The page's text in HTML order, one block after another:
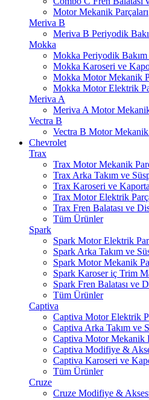
Motor Mekanik Parçaları
Meriva B
Meriva B Periyodik
Mokka
Mokka Periyodik
Mokka Karoseri ve
Mokka Motor Mekanik
Mokka Motor Elektrik
Meriva A
Meriva A Motor Mekanik
Vectra B
Vectra B Motor Mekanik
Chevrolet
Trax
Trax Motor Mekanik
Trax Arka Takım ve
Trax Karoseri ve
Trax Motor Elektrik
Trax Fren Balatası ve
Tüm Ürünler
Spark
Spark Motor Elektrik
Spark Arka Takım ve
Spark Motor Mekanik
Spark Karoser iç Trim
Spark Fren Balatası ve
Tüm Ürünler
Captiva
Captiva Motor Elektrik
Captiva Arka Takım ve
Captiva Motor Mekanik
Captiva Modifiye &
Captiva Karoseri ve
Tüm Ürünler
Cruze
Cruze Modifiye &